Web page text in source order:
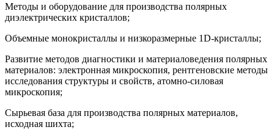
Методы и оборудование для производства полярных
диэлектрических кристаллов;
Объемные монокристаллы и низкоразмерные 1D-кристаллы;
Развитие методов диагностики и материаловедения полярных
материалов: электронная микроскопия, рентгеновские методы
исследования структуры и свойств, атомно-силовая
микроскопия;
Сырьевая база для производства полярных материалов,
исходная шихта;